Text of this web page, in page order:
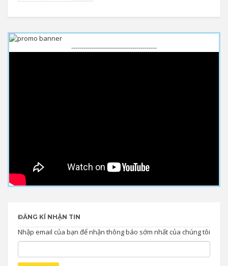
------------------------------------------
ĐĂNG KÍ NHẬN TIN
Nhập email của bạn để nhận thông báo sớm nhất của chúng tôi